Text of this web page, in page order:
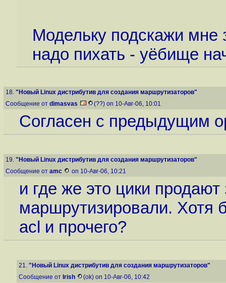
Модельку подскажи мне
надо пихать - уёбище
18. "Новый Linux дистрибутив для создания маршрутизаторов"
Сообщение от dimasvas (??) on 10-Авг-06, 10:01
Согласен с предыдущим
19. "Новый Linux дистрибутив для создания маршрутизаторов"
Сообщение от amc on 10-Авг-06, 10:21
и где же это цики
маршрутизировали. Хотя
acl и прочего?
21. "Новый Linux дистрибутив для создания маршрутизаторов"
Сообщение от Irish (ok) on 10-Авг-06, 10:42